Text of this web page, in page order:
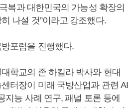
복과 대한민국의 가능성 확장의
나설 것”이라고 강조했다.
포럼을 진행했다.
학교의 존 하킬라 박사와 현대
터장이 미래 국방산업과 관련 AI
지능 사례 연구, 패널 토론 등에